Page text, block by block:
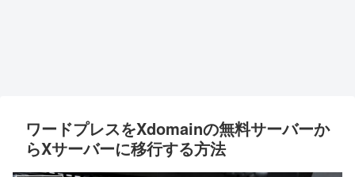
ワードプレスをXdomainの無料サーバーか
らXサーバーに移行する方法